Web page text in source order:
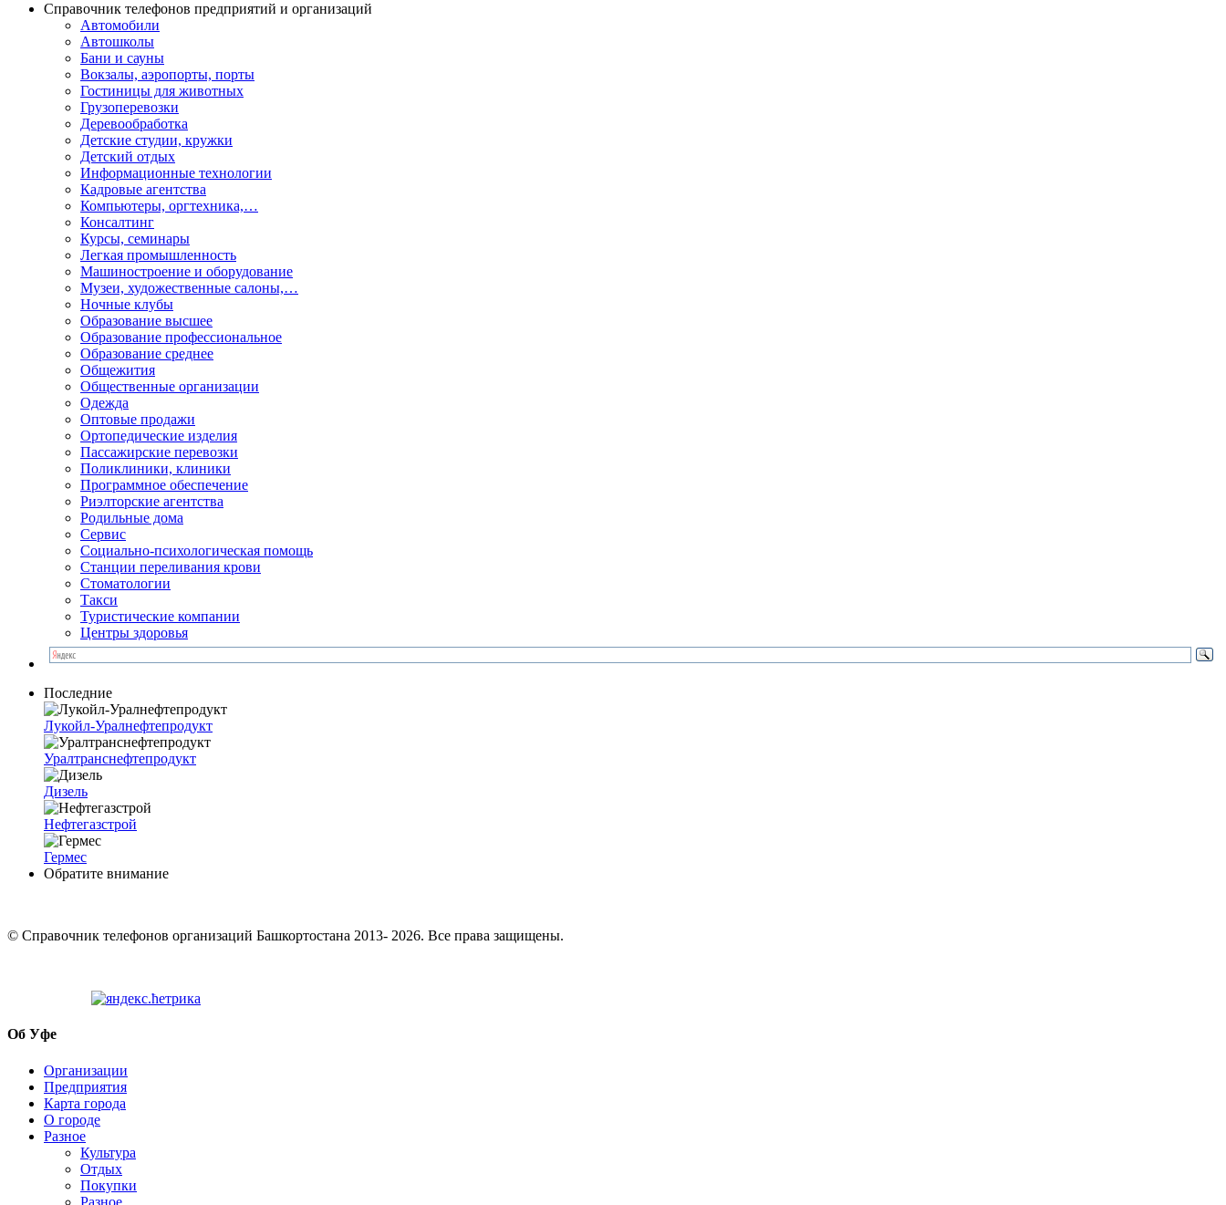
Справочник телефонов предприятий и организаций
Автомобили
Автошколы
Бани и сауны
Вокзалы, аэропорты, порты
Гостиницы для животных
Грузоперевозки
Деревообработка
Детские студии, кружки
Детский отдых
Информационные технологии
Кадровые агентства
Компьютеры, оргтехника,…
Консалтинг
Курсы, семинары
Легкая промышленность
Машиностроение и оборудование
Музеи, художественные салоны,…
Ночные клубы
Образование высшее
Образование профессиональное
Образование среднее
Общежития
Общественные организации
Одежда
Оптовые продажи
Ортопедические изделия
Пассажирские перевозки
Поликлиники, клиники
Программное обеспечение
Риэлторские агентства
Родильные дома
Сервис
Социально-психологическая помощь
Станции переливания крови
Стоматологии
Такси
Туристические компании
Центры здоровья
Последние
Лукойл-Уралнефтепродукт
Уралтранснефтепродукт
Дизель
Нефтегазстрой
Гермес
Обратите внимание
© Cправочник телефонов организаций Башкортостана 2013- 2026. Все права защищены.
Об Уфе
Организации
Предприятия
Карта города
О городе
Разное
Культура
Отдых
Покупки
Разное